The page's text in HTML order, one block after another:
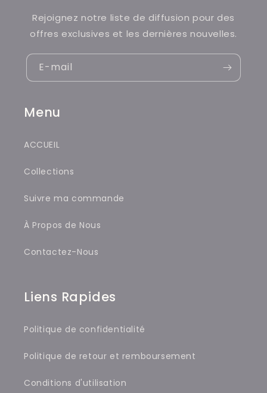
Rejoignez notre liste de diffusion pour des
offres exclusives et les dernières nouvelles.
E-mail
Menu
ACCUEIL
Collections
Suivre ma commande
À Propos de Nous
Contactez-Nous
Liens Rapides
Politique de confidentialité
Politique de retour et remboursement
Conditions d'utilisation